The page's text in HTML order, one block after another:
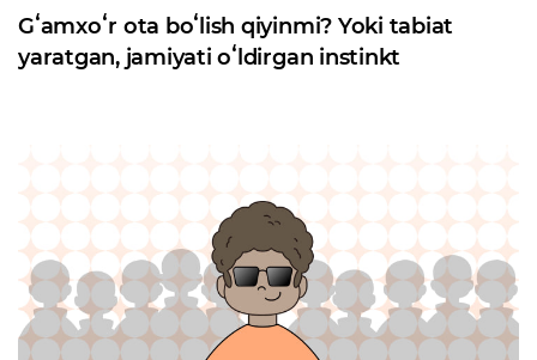
Gʻamxoʻr ota boʻlish qiyinmi? Yoki tabiat
yaratgan, jamiyati oʻldirgan instinkt